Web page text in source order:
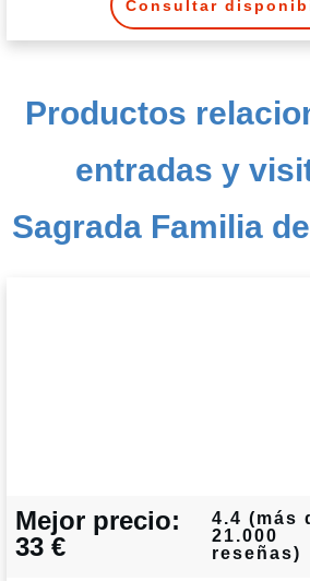
Consultar
Productos
entradas y
Sagrada Familia
Mejor precio:
33 €
4.4 (más
21.000
reseñas)